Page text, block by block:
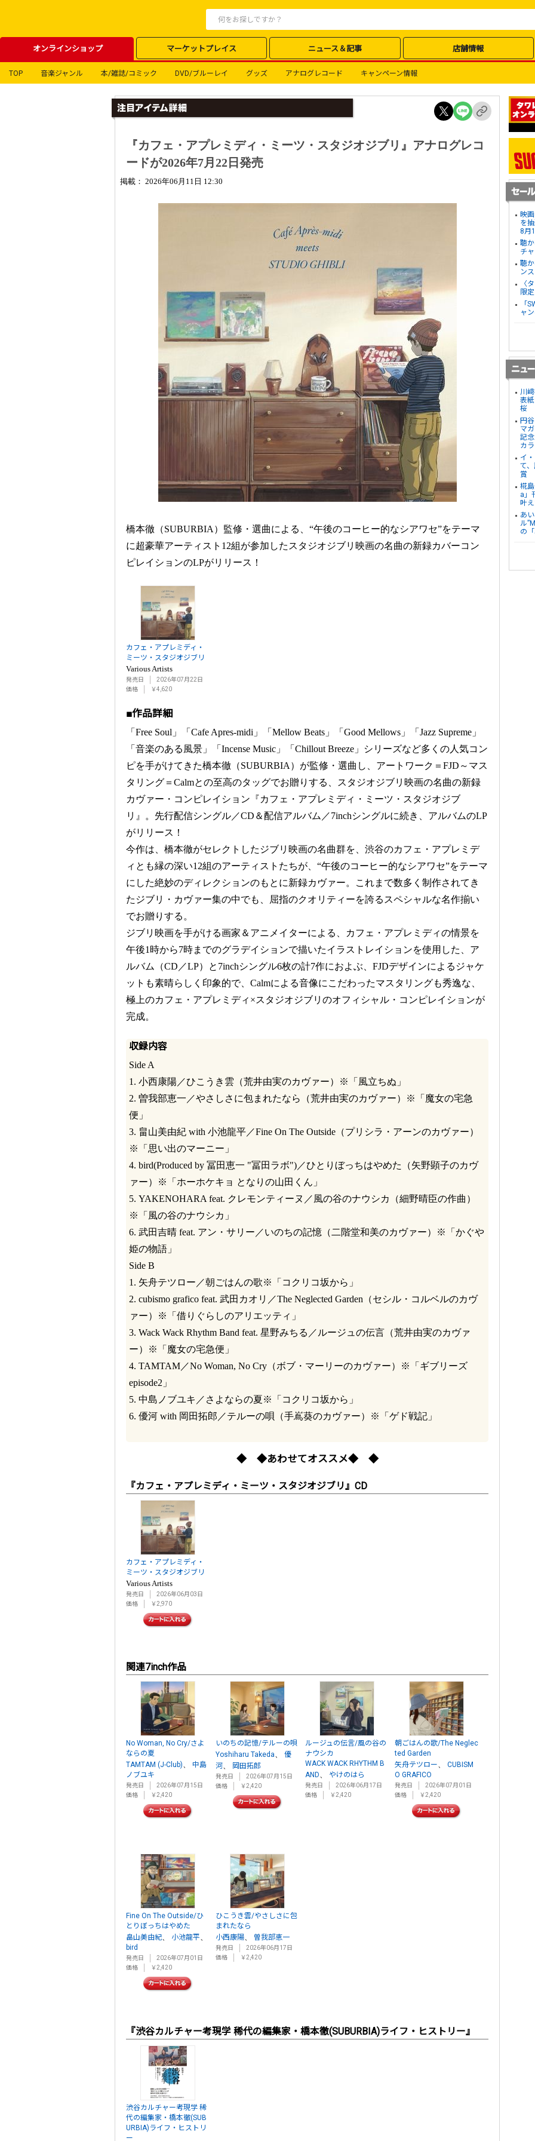
オンラインショップ マーケットプレイス ニュース＆記事 店舗情報
TOP 音楽ジャンル 本/雑誌/コミック DVD/ブルーレイ グッズ アナログレコード キャンペーン情報
『カフェ・アプレミディ・ミーツ・スタジオジブリ』アナログレコ
ードが2026年7月22日発売
掲載： 2026年06月11日 12:30
橋本徹（SUBURBIA）監修・選曲による、“午後のコーヒー的なシアワセ”をテーマ
に超豪華アーティスト12組が参加したスタジオジブリ映画の名曲の新録カバーコン
ピレイションのLPがリリース！
カフェ・アプレミディ・
ミーツ・スタジオジブリ
Various Artists
発売日
2026年07月22日
価格
￥4,620
■作品詳細
「Free Soul」「Cafe Apres-midi」「Mellow Beats」「Good Mellows」「Jazz Supreme」
「音楽のある風景」「Incense Music」「Chillout Breeze」シリーズなど多くの人気コン
ピを手がけてきた橋本徹（SUBURBIA）が監修・選曲し、アートワーク＝FJD～マス
タリング＝Calmとの至高のタッグでお贈りする、スタジオジブリ映画の名曲の新録
カヴァー・コンピレイション『カフェ・アプレミディ・ミーツ・スタジオジブ
リ』。先行配信シングル／CD＆配信アルバム／7inchシングルに続き、アルバムのLP
がリリース！
今作は、橋本徹がセレクトしたジブリ映画の名曲群を、渋谷のカフェ・アプレミデ
ィとも縁の深い12組のアーティストたちが、“午後のコーヒー的なシアワセ”をテーマ
にした絶妙のディレクションのもとに新録カヴァー。これまで数多く制作されてき
たジブリ・カヴァー集の中でも、屈指のクオリティーを誇るスペシャルな名作揃い
でお贈りする。
ジブリ映画を手がける画家＆アニメイターによる、カフェ・アプレミディの情景を
午後1時から7時までのグラデイションで描いたイラストレイションを使用した、ア
ルバム（CD／LP）と7inchシングル6枚の計7作におよぶ、FJDデザインによるジャケ
ットも素晴らしく印象的で、Calmによる音像にこだわったマスタリングも秀逸な、
極上のカフェ・アプレミディ×スタジオジブリのオフィシャル・コンピレイションが
完成。
収録内容
Side A
1. 小西康陽／ひこうき雲（荒井由実のカヴァー）※「風立ちぬ」
2. 曽我部恵一／やさしさに包まれたなら（荒井由実のカヴァー）※「魔女の宅急
便」
3. 畠山美由紀 with 小池龍平／Fine On The Outside（プリシラ・アーンのカヴァー）
※「思い出のマーニー」
4. bird(Produced by 冨田恵一 "冨田ラボ")／ひとりぼっちはやめた（矢野顕子のカヴ
ァー）※「ホーホケキョ となりの山田くん」
5. YAKENOHARA feat. クレモンティーヌ／風の谷のナウシカ（細野晴臣の作曲）
※「風の谷のナウシカ」
6. 武田吉晴 feat. アン・サリー／いのちの記憶（二階堂和美のカヴァー）※「かぐや
姫の物語」
Side B
1. 矢舟テツロー／朝ごはんの歌※「コクリコ坂から」
2. cubismo grafico feat. 武田カオリ／The Neglected Garden（セシル・コルベルのカヴ
ァー）※「借りぐらしのアリエッティ」
3. Wack Wack Rhythm Band feat. 星野みちる／ルージュの伝言（荒井由実のカヴァ
ー）※「魔女の宅急便」
4. TAMTAM／No Woman, No Cry（ボブ・マーリーのカヴァー）※「ギブリーズ
episode2」
5. 中島ノブユキ／さよならの夏※「コクリコ坂から」
6. 優河 with 岡田拓郎／テルーの唄（手嶌葵のカヴァー）※「ゲド戦記」
◆ ◆あわせてオススメ◆ ◆
『カフェ・アプレミディ・ミーツ・スタジオジブリ』CD
カフェ・アプレミディ・
ミーツ・スタジオジブリ
Various Artists
発売日
2026年06月03日
価格
￥2,970
関連7inch作品
No Woman, No Cry/さよ
ならの夏
TAMTAM (J-Club)
中島
ノブユキ
発売日
2026年07月15日
価格
￥2,420
いのちの記憶/テルーの唄
Yoshiharu Takeda
優
河
岡田拓郎
発売日
2026年07月15日
価格
￥2,420
ルージュの伝言/風の谷の
ナウシカ
WACK WACK RHYTHM B
AND
やけのはら
発売日
2026年06月17日
価格
￥2,420
朝ごはんの歌/The Neglec
ted Garden
矢舟テツロー
CUBISM
O GRAFICO
発売日
2026年07月01日
価格
￥2,420
Fine On The Outside/ひ
とりぼっちはやめた
畠山美由紀、 小池龍平、
bird
発売日
2026年07月01日
価格
￥2,420
ひこうき雲/やさしさに包
まれたなら
小西康陽、 曽我部恵一
発売日
2026年06月17日
価格
￥2,420
『渋谷カルチャー考現学 稀代の編集家・橋本徹(SUBURBIA)ライフ・ヒストリー』
渋谷カルチャー考現学 稀
代の編集家・橋本徹(SUB
URBIA)ライフ・ヒストリ
ー
映
を
8月
聴
チ
聴
ン
〈
限
「
ャ
川
表
桜
円
マ
記
カ
イ
て
賞
椛
a」
叶
あ
ル
の